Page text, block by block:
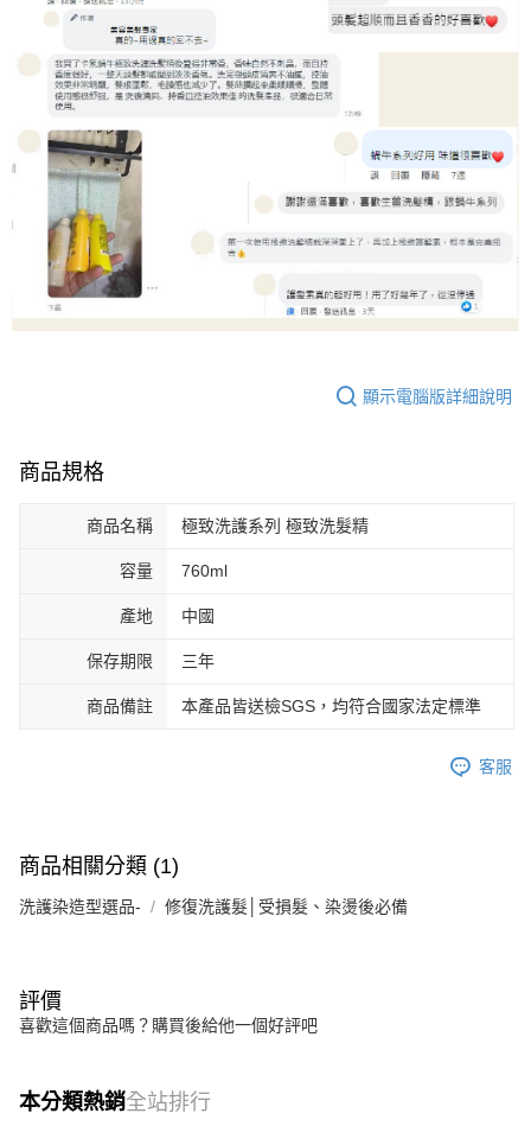
顯示電腦版詳細說明
商品規格
商品名稱 極致洗護系列 極致洗髮精
容量 760ml
產地 中國
保存期限 三年
商品備註 本產品皆送檢SGS，均符合國家法定標準
客服
商品相關分類 (1)
洗護染造型選品- 修復洗護髮│受損髮、染燙後必備
評價
喜歡這個商品嗎？購買後給他一個好評吧
本分類熱銷全站排行